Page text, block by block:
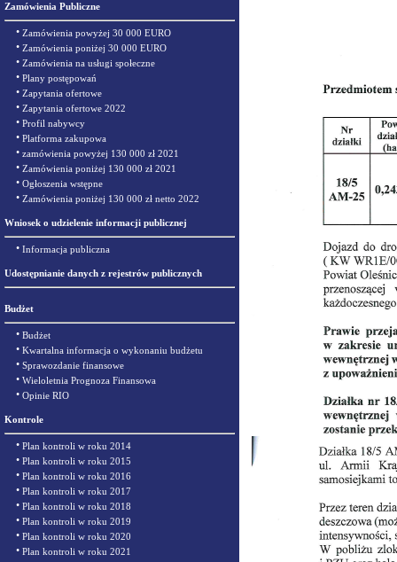
Zamówienia Publiczne
• Zamówienia powyżej 30 000 EURO
• Zamówienia poniżej 30 000 EURO
• Zamówienia na usługi społeczne
• Plany postępowań
• Zapytania ofertowe
• Zapytania ofertowe 2022
• Profil nabywcy
• Platforma zakupowa
• zamówienia powyżej 130 000 zł 2021
• Zamówienia poniżej 130 000 zł 2021
• Ogłoszenia wstępne
• Zamówienia poniżej 130 000 zł netto 2022
Wniosek o udzielenie informacji publicznej
• Informacja publiczna
Udostępnianie danych z rejestrów publicznych
Budżet
• Budżet
• Kwartalna informacja o wykonaniu budżetu
• Sprawozdanie finansowe
• Wieloletnia Prognoza Finansowa
• Opinie RIO
Kontrole
• Plan kontroli w roku 2014
• Plan kontroli w roku 2015
• Plan kontroli w roku 2016
• Plan kontroli w roku 2017
• Plan kontroli w roku 2018
• Plan kontroli w roku 2019
• Plan kontroli w roku 2020
• Plan kontroli w roku 2021